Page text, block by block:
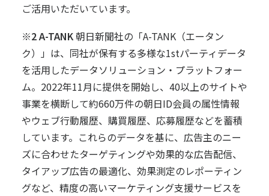
ご活用いただいています。
※2 A-TANK朝日新聞社の「A-TANK（エータン
ク）」は、同社が保有する多様な1stパーティデータ
を活用したデータソリューション・プラットフォー
ム。2022年11月に提供を開始し、40以上のサイトや
事業を横断して約660万件の朝日ID会員の属性情報
やウェブ行動履歴、購買履歴、応募履歴などを蓄積
しています。これらのデータを基に、広告主のニー
ズに合わせたターゲティングや効果的な広告配信、
タイアップ広告の最適化、効果測定のレポーティン
グなど、精度の高いマーケティング支援サービスを